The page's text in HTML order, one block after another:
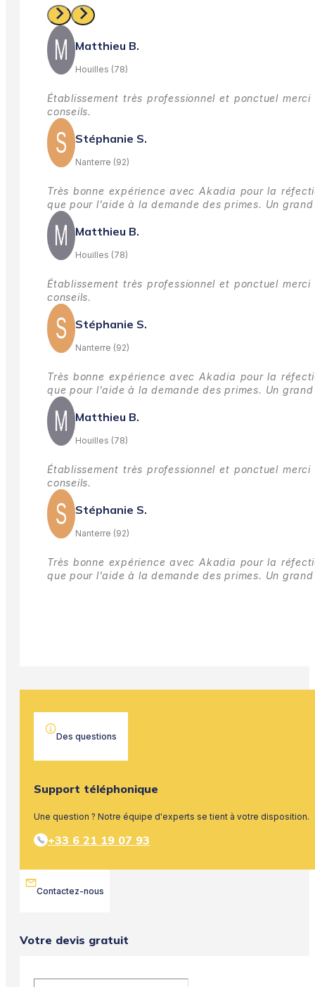
Matthieu B.
Houilles (78)
Établissement très professionnel et ponctuel
conseils.
Stéphanie S.
Nanterre (92)
Très bonne expérience avec Akadia pour la
que pour l'aide à la demande des primes. Un
Matthieu B.
Houilles (78)
Établissement très professionnel et ponctuel
conseils.
Stéphanie S.
Nanterre (92)
Très bonne expérience avec Akadia pour la
que pour l'aide à la demande des primes. Un
Matthieu B.
Houilles (78)
Établissement très professionnel et ponctuel
conseils.
Stéphanie S.
Nanterre (92)
Très bonne expérience avec Akadia pour la
que pour l'aide à la demande des primes. Un
Des questions
Support téléphonique
Une question ? Notre équipe d'experts se tient à votre disposition.
+33 6 21 19 07 93
Contactez-nous
Votre devis gratuit